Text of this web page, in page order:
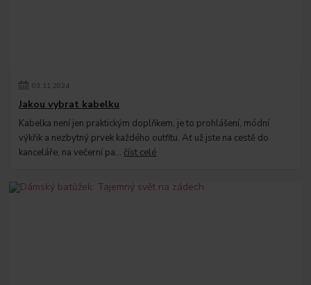
03. 11.2024
Jakou vybrat kabelku
Kabelka není jen praktickým doplňkem, je to prohlášení, módní
výkřik a nezbytný prvek každého outfitu. Ať už jste na cestě do
kanceláře, na večerní pa... číst celé